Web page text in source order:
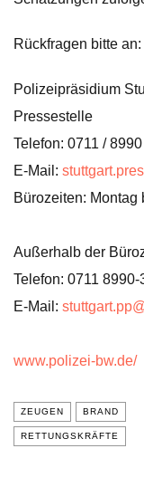
Rückfragen bitte an:
Polizeipräsidium
Pressestelle
Telefon: 0711 / 8990
E-Mail:
Bürozeiten:
Außerhalb der
Telefon: 0711 8990-
E-Mail:
www.polizei-bw.de/
ZEUGEN BRAND
RETTUNGSKRÄFTE